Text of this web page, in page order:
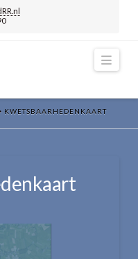
KWETSBAARHEDENKAART